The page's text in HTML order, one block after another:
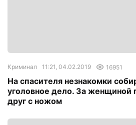
Криминал 11:21, 04.02.2019 16951
На спасителя незнакомки
уголовное дело. За женщиной
друг с ножом